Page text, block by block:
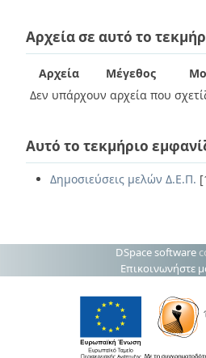
Αρχεία σε αυτό το
Αρχεία Μέγεθος
Δεν υπάρχουν αρχεία που
Αυτό το τεκμήριο
Δημοσιεύσεις μελών Δ.Ε.Π.
DSpace software
Επικοινωνήστε